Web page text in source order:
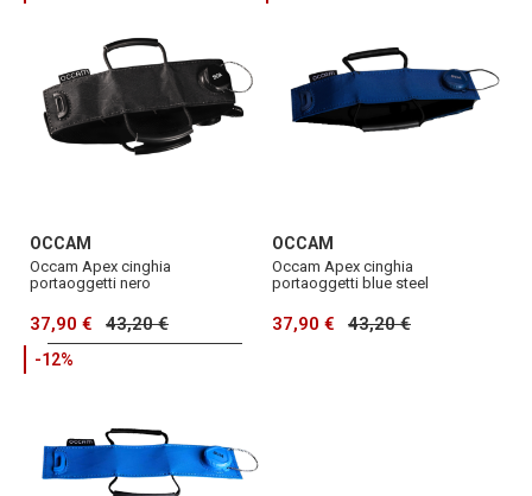
OCCAM
Occam Apex cinghia
portaoggetti nero
37,90 € 43,20 €
OCCAM
Occam Apex cinghia
portaoggetti blue steel
37,90 € 43,20 €
-12%